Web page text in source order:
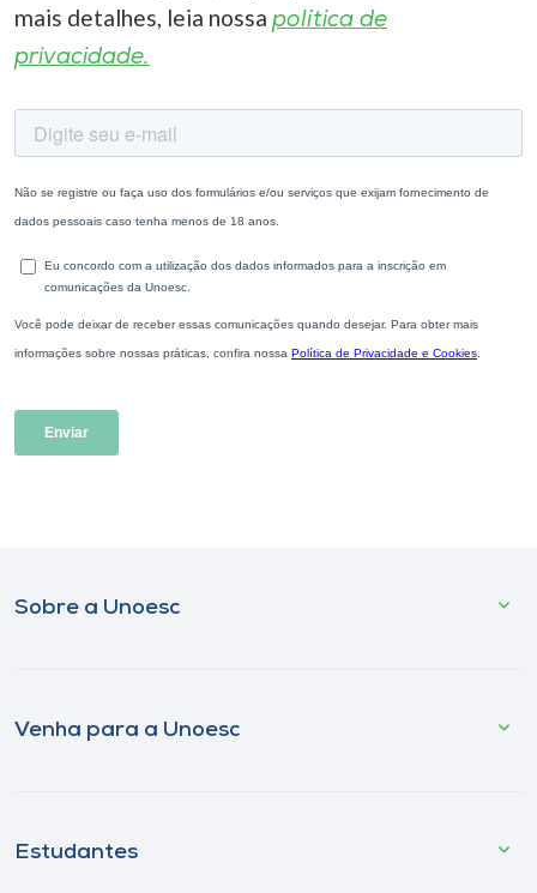
mais detalhes, leia nossa política de
privacidade.
Sobre a Unoesc
Venha para a Unoesc
Estudantes